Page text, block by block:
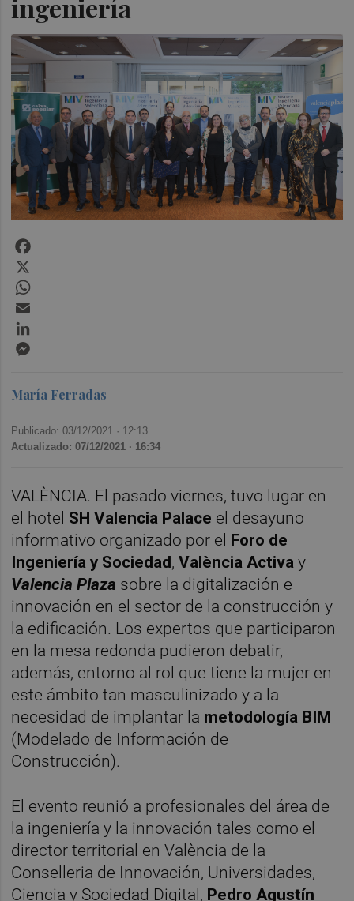
ingeniería
María Ferradas
Publicado: 03/12/2021 · 12:13
Actualizado: 07/12/2021 · 16:34
VALÈNCIA. El pasado viernes, tuvo lugar en
el hotel SH Valencia Palace el desayuno
informativo organizado por el Foro de
Ingeniería y Sociedad,València Activa y
Valencia Plaza sobre la digitalización e
innovación en el sector de la construcción y
la edificación. Los expertos que participaron
en la mesa redonda pudieron debatir,
además, entorno al rol que tiene la mujer en
este ámbito tan masculinizado y a la
necesidad de implantar la metodología BIM
(Modelado de Información de
Construcción).
El evento reunió a profesionales del área de
la ingeniería y la innovación tales como el
director territorial en València de la
Conselleria de Innovación, Universidades,
Ciencia y Sociedad Digital, Pedro Agustín